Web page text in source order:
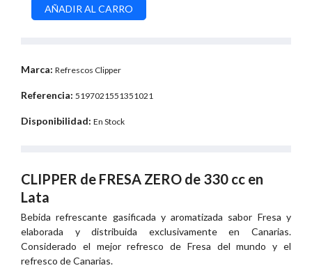
Marca: Refrescos Clipper
Referencia: 5197021551351021
Disponibilidad: En Stock
CLIPPER de FRESA ZERO de 330 cc en
Lata
Bebida refrescante gasificada y aromatizada sabor Fresa y
elaborada y distribuida exclusivamente en Canarias.
Considerado el mejor refresco de Fresa del mundo y el
refresco de Canarias.